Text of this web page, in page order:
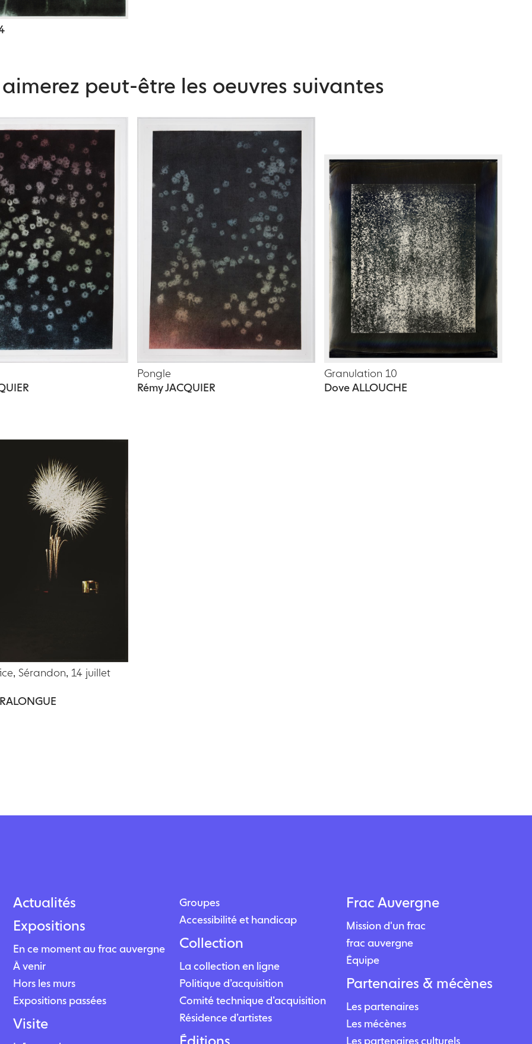
peut-être les oeuvres suivantes
Pongle
Rémy JACQUIER
Granulation 10
Dove ALLOUCHE
Sérandon, 14 juillet
Actualités
Expositions
En ce moment au frac auvergne
À venir
Hors les murs
Expositions passées
Visite
Groupes
Accessibilité et handicap
Collection
La collection en ligne
Politique d’acquisition
Comité technique d’acquisition
Résidence d’artistes
Frac Auvergne
Mission d'un frac
frac auvergne
Équipe
Partenaires & mécènes
Les partenaires
Les mécènes
Les partenaires culturels